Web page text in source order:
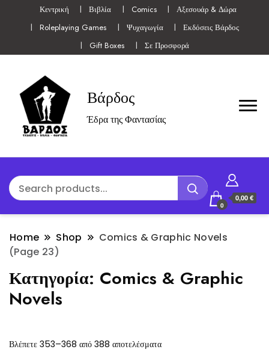
Κεντρική Βιβλία Comics
Αξεσουάρ & Δώρα
Roleplaying Games
Ψυχαγωγία
Εκδόσεις Βάρδος
Gift Boxes
Σε Προσφορά
Βάρδος
Έδρα της Φαντασίας
0
0,00 €
Home Shop
Comics & Graphic Novels
(Page 23)
Κατηγορία: Comics & Graphic
Novels
Βλέπετε 353–368 από 388 αποτελέσματα